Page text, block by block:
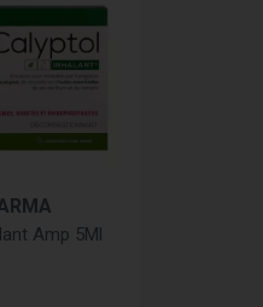
qualité
rhinite
Amp 5Ml